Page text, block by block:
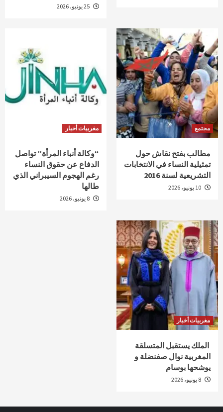
مجتمع
مطالب بفتح نقاش حول
تمثيلية النساء في الانتخابات
التشريعية لسنة 2016
مغربيات أخبار
“وكالة أنباء المرأة” تواصل
الدفاع عن حقوق النساء
رغم الهجوم السيبراني الذي
طالها
مغربيات أخبار
الملك يستقبل المتسلقة
المغربية نوال صفنضلة و
يوشحها بوسام